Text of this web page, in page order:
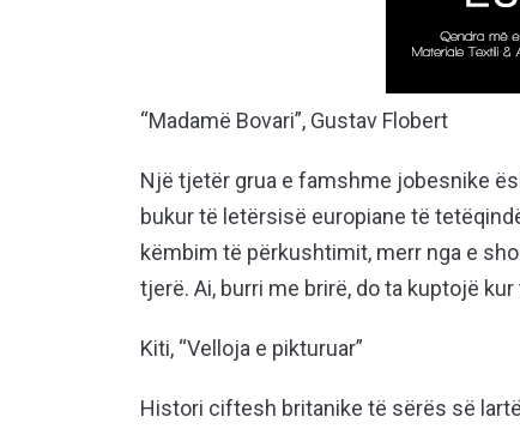
“Madamë Bovari”, Gustav Flobert
Një tjetër grua e famshme jobesnike
bukur të letërsisë europiane të
këmbim të përkushtimit, merr nga e
tjerë. Ai, burri me brirë, do ta kuptojë
Kiti, “Velloja e pikturuar”
Histori ciftesh britanike të sërës së